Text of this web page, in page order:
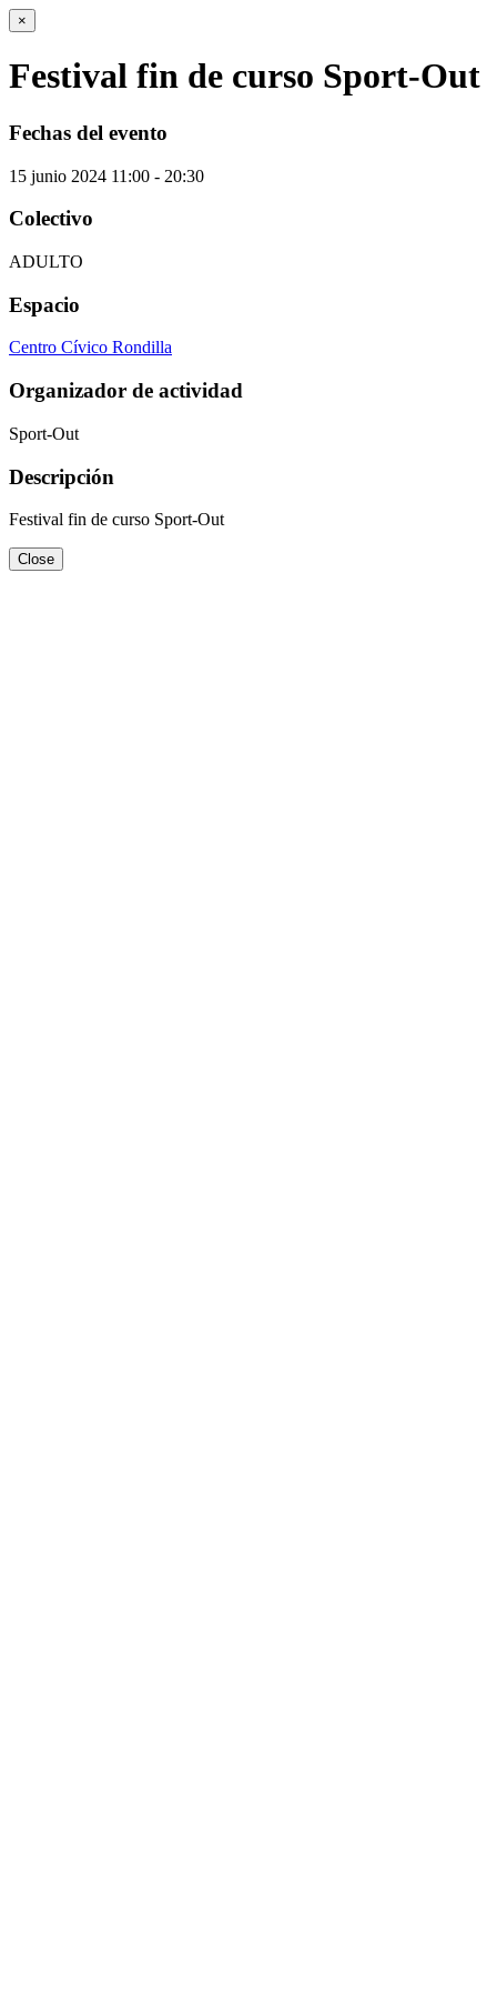
×
Festival fin de curso Sport-Out
Fechas del evento
15 junio 2024 11:00 - 20:30
Colectivo
ADULTO
Espacio
Centro Cívico Rondilla
Organizador de actividad
Sport-Out
Descripción
Festival fin de curso Sport-Out
Close